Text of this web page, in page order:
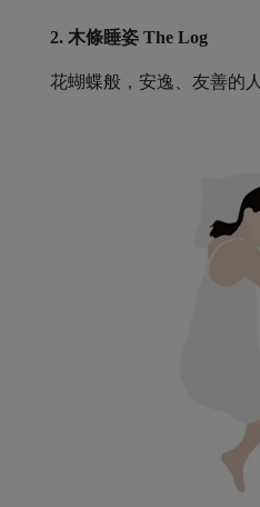
2. 木條睡姿 The Log
花蝴蝶般，安逸、友善的人